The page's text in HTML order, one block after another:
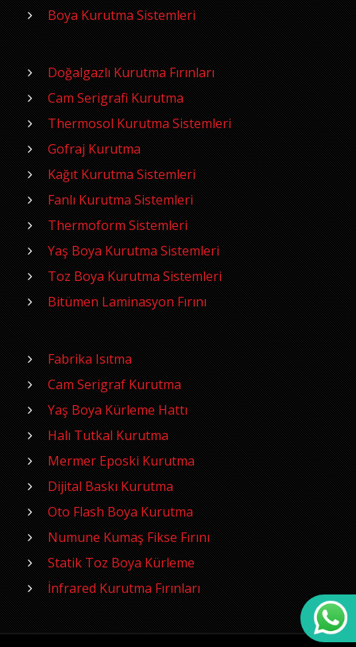
Boya Kurutma Sistemleri
Doğalgazlı Kurutma Fırınları
Cam Serigrafi Kurutma
Thermosol Kurutma Sistemleri
Gofraj Kurutma
Kağıt Kurutma Sistemleri
Fanlı Kurutma Sistemleri
Thermoform Sistemleri
Yaş Boya Kurutma Sistemleri
Toz Boya Kurutma Sistemleri
Bitümen Laminasyon Fırını
Fabrika Isıtma
Cam Serigraf Kurutma
Yaş Boya Kürleme Hattı
Halı Tutkal Kurutma
Mermer Eposki Kurutma
Dijital Baskı Kurutma
Oto Flash Boya Kurutma
Numune Kumaş Fikse Fırını
Statik Toz Boya Kürleme
İnfrared Kurutma Fırınları